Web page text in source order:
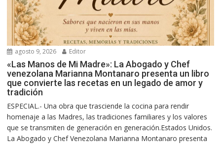
agosto 9, 2026 Editor
«Las Manos de Mi Madre»: La Abogado y Chef
venezolana Marianna Montanaro presenta un libro
que convierte las recetas en un legado de amor y
tradición
ESPECIAL.- Una obra que trasciende la cocina para rendir
homenaje a las Madres, las tradiciones familiares y los valores
que se transmiten de generación en generación.Estados Unidos.
La Abogado y Chef Venezolana Marianna Montanaro presenta